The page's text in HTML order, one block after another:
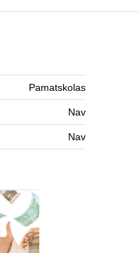
Pamatskolas
Nav
Nav